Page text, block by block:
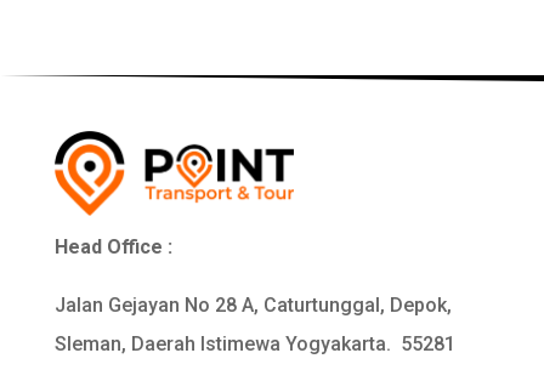
Head Office :
Jalan Gejayan No 28 A, Caturtunggal, Depok,
Sleman, Daerah Istimewa Yogyakarta. 55281